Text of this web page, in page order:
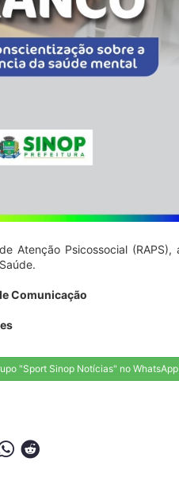
Atenção Psicossocial
Comunicação
"Sport Sinop Notícias" no WhatsApp